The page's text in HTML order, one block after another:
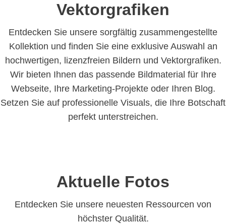
Vektorgrafiken
Entdecken Sie unsere sorgfältig zusammengestellte
Kollektion und finden Sie eine exklusive Auswahl an
hochwertigen, lizenzfreien Bildern und Vektorgrafiken.
Wir bieten Ihnen das passende Bildmaterial für Ihre
Webseite, Ihre Marketing-Projekte oder Ihren Blog.
Setzen Sie auf professionelle Visuals, die Ihre Botschaft
perfekt unterstreichen.
Aktuelle Fotos
Entdecken Sie unsere neuesten Ressourcen von
höchster Qualität.